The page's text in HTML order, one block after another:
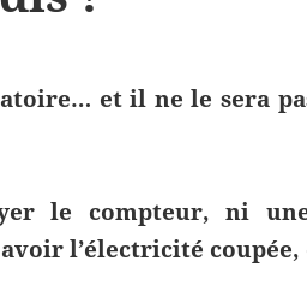
et il ne le sera
le compteur, ni
l’électricité coupée,